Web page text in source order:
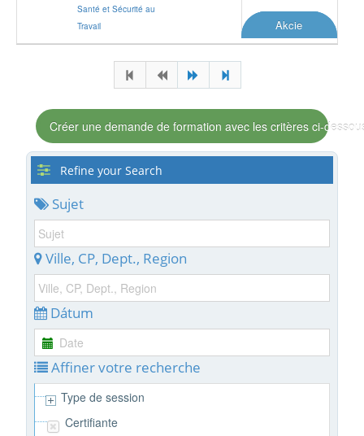
Santé et Sécurité au
Travail
Akcie
Créer une demande de formation avec les critères ci-
Refine your Search
Sujet
Ville, CP, Dept., Region
Dátum
Affiner votre recherche
Type de session
Certifiante